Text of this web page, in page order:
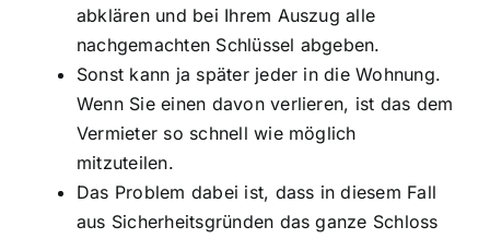
abklären und bei Ihrem Auszug alle
nachgemachten Schlüssel abgeben.
Sonst kann ja später jeder in die Wohnung.
Wenn Sie einen davon verlieren, ist das dem
Vermieter so schnell wie möglich
mitzuteilen.
Das Problem dabei ist, dass in diesem Fall
aus Sicherheitsgründen das ganze Schloss